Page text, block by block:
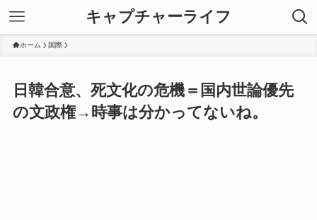
キャプチャーライフ
ホーム 国際
日韓合意、死文化の危機＝国内世論優先
の文政権→時事は分かってないね。